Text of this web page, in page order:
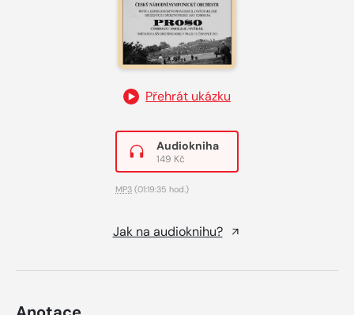
Přehrát ukázku
Audiokniha
149 Kč
MP3 (01:19:35 hod.)
Jak na audioknihu?